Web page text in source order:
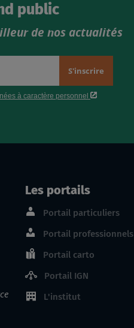
public
de nos actualités
Les portails
Portail particuliers
Portail professionnels
Portail carto
Portail IGN
L'institut